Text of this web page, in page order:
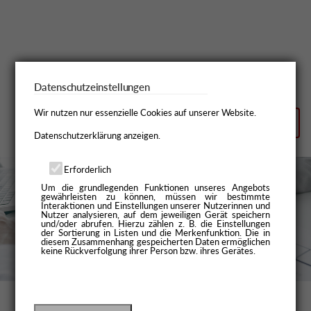
Datenschutzeinstellungen
Wir nutzen nur essenzielle Cookies auf unserer Website.
Datenschutzerklärung anzeigen.
Erforderlich
Um die grundlegenden Funktionen unseres Angebots
gewährleisten zu können, müssen wir bestimmte
Interaktionen und Einstellungen unserer Nutzerinnen und
Nutzer analysieren, auf dem jeweiligen Gerät speichern
und/oder abrufen. Hierzu zählen z. B. die Einstellungen
der Sortierung in Listen und die Merkenfunktion. Die in
diesem Zusammenhang gespeicherten Daten ermöglichen
keine Rückverfolgung ihrer Person bzw. ihres Gerätes.